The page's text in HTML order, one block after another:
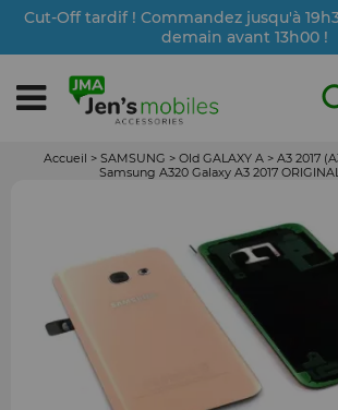
Cut-Off tardif ! Commandez jusqu'à
demain avant 13h00 !
Accueil > SAMSUNG > Old GALAXY A > A3 2017
Samsung A320 Galaxy A3 2017